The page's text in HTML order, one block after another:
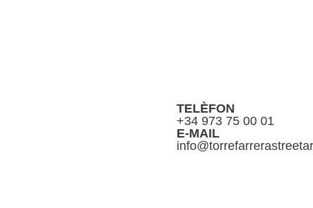
TELÈFON
+34 973 75 00 01
E-MAIL